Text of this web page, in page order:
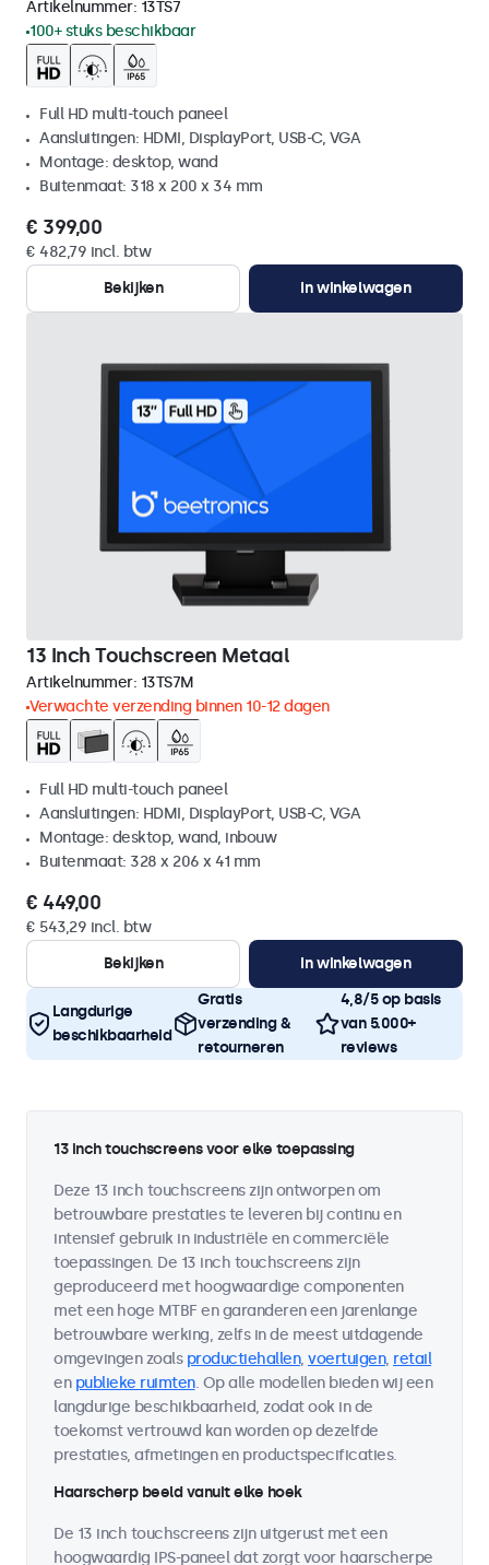
Artikelnummer: 13TS7
100+ stuks beschikbaar
Full HD multi-touch paneel
Aansluitingen: HDMI, DisplayPort, USB-C, VGA
Montage: desktop, wand
Buitenmaat: 318 x 200 x 34 mm
€ 399,00
€ 482,79 incl. btw
Bekijken
In winkelwagen
13 Inch Touchscreen Metaal
Artikelnummer: 13TS7M
Verwachte verzending binnen 10-12 dagen
Full HD multi-touch paneel
Aansluitingen: HDMI, DisplayPort, USB-C, VGA
Montage: desktop, wand, inbouw
Buitenmaat: 328 x 206 x 41 mm
€ 449,00
€ 543,29 incl. btw
Bekijken
In winkelwagen
Langdurige
beschikbaarheid
Gratis
verzending &
retourneren
4,8/5 op basis
van 5.000+
reviews
13 inch touchscreens voor elke toepassing
Deze 13 inch touchscreens zijn ontworpen om
betrouwbare prestaties te leveren bij continu en
intensief gebruik in industriële en commerciële
toepassingen. De 13 inch touchscreens zijn
geproduceerd met hoogwaardige componenten
met een hoge MTBF en garanderen een jarenlange
betrouwbare werking, zelfs in de meest uitdagende
omgevingen zoals productiehallen, voertuigen, retail
en publieke ruimten. Op alle modellen bieden wij een
langdurige beschikbaarheid, zodat ook in de
toekomst vertrouwd kan worden op dezelfde
prestaties, afmetingen en productspecificaties.
Haarscherp beeld vanuit elke hoek
De 13 inch touchscreens zijn uitgerust met een
hoogwaardig IPS-paneel dat zorgt voor haarscherpe